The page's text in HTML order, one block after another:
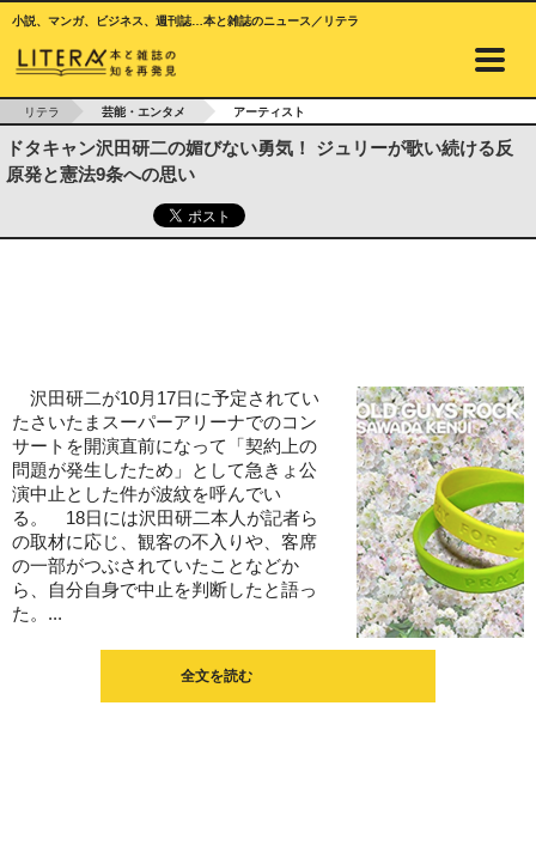
小説、マンガ、ビジネス、週刊誌…本と雑誌のニュース／リテラ
リテラ 芸能・エンタメ アーティスト
ドタキャン沢田研二の媚びない勇気！ ジュリーが歌い続ける反
原発と憲法9条への思い
沢田研二が10月17日に予定されてい
たさいたまスーパーアリーナでのコン
サートを開演直前になって「契約上の
問題が発生したため」として急きょ公
演中止とした件が波紋を呼んでい
る。 18日には沢田研二本人が記者ら
の取材に応じ、観客の不入りや、客席
の一部がつぶされていたことなどか
ら、自分自身で中止を判断したと語っ
た。...
全文を読む